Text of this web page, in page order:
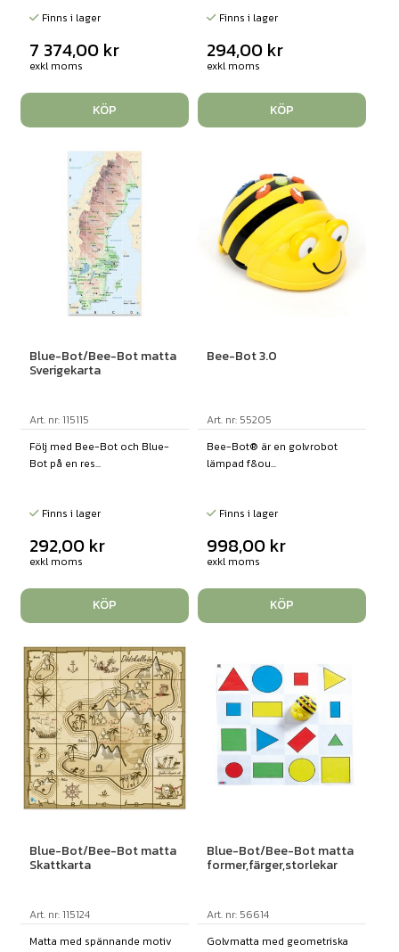
Finns i lager
7 374,00 kr
exkl moms
KÖP
Finns i lager
294,00 kr
exkl moms
KÖP
Blue-Bot/Bee-Bot matta
Sverigekarta
Art. nr: 115115
Följ med Bee-Bot och Blue-
Bot på en res...
Finns i lager
292,00 kr
exkl moms
KÖP
Bee-Bot 3.0
Art. nr: 55205
Bee-Bot® är en golvrobot
lämpad f&ou...
Finns i lager
998,00 kr
exkl moms
KÖP
Blue-Bot/Bee-Bot matta
Skattkarta
Art. nr: 115124
Matta med spännande motiv
Blue-Bot/Bee-Bot matta
former,färger,storlekar
Art. nr: 56614
Golvmatta med geometriska